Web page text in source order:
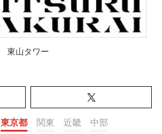
東山タワー
東京都 関東 近畿 中部